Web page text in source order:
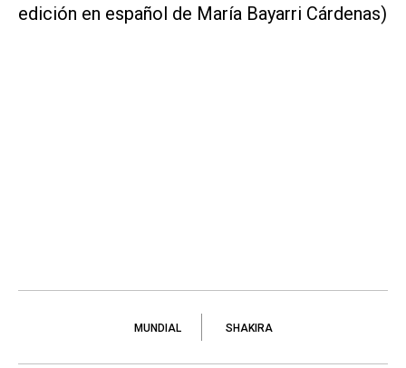
edición en español de María Bayarri Cárdenas)
MUNDIAL SHAKIRA